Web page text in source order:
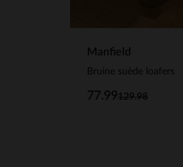
Manfield
Bruine suède loafers
129.98
77.99